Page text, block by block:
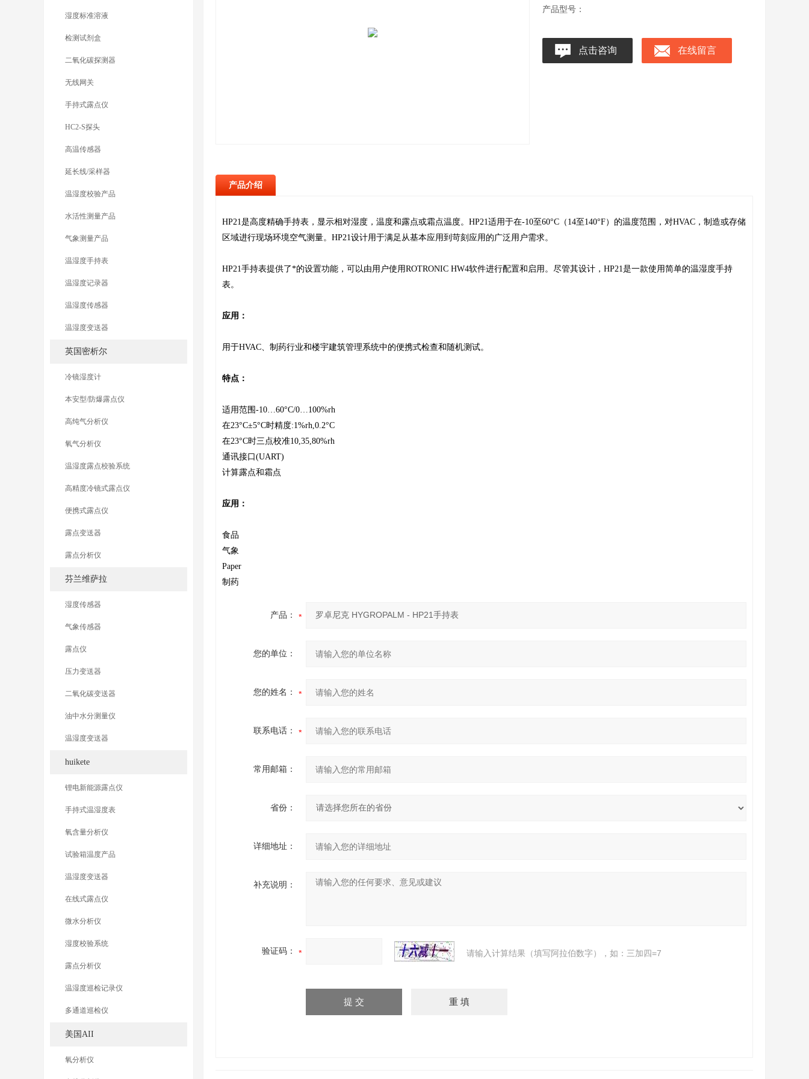
湿度标准溶液
检测试剂盒
二氧化碳探测器
无线网关
手持式露点仪
HC2-S探头
高温传感器
延长线/采样器
温湿度校验产品
水活性测量产品
气象测量产品
温湿度手持表
温湿度记录器
温湿度传感器
温湿度变送器
英国密析尔
冷镜湿度计
本安型/防爆露点仪
高纯气分析仪
氧气分析仪
温湿度露点校验系统
高精度冷镜式露点仪
便携式露点仪
露点变送器
露点分析仪
芬兰维萨拉
湿度传感器
气象传感器
露点仪
压力变送器
二氧化碳变送器
油中水分测量仪
温湿度变送器
huikete
锂电新能源露点仪
手持式温湿度表
氧含量分析仪
试验箱温度产品
温湿度变送器
在线式露点仪
微水分析仪
湿度校验系统
露点分析仪
温湿度巡检记录仪
多通道巡检仪
美国AII
氧分析仪
产品型号：
点击咨询 在线留言
产品介绍
HP21是高度精确手持表，显示相对湿度，温度和露点或霜点温度。HP21适用于在-10至60°C（14至140°F）的温度范围，对HVAC，制造或存储
区域进行现场环境空气测量。HP21设计用于满足从基本应用到苛刻应用的广泛用户需求。
HP21手持表提供了*的设置功能，可以由用户使用ROTRONIC HW4软件进行配置和启用。尽管其设计，HP21是一款使用简单的温湿度手持
表。
应用：
用于HVAC、制药行业和楼宇建筑管理系统中的便携式检查和随机测试。
特点：
适用范围-10…60°C/0…100%rh
在23°C±5°C时精度:1%rh,0.2°C
在23°C时三点校准10,35,80%rh
通讯接口(UART)
计算露点和霜点
应用：
食品
气象
Paper
制药
产品：
您的单位：
您的姓名：
联系电话：
常用邮箱：
省份：
详细地址：
补充说明：
验证码： 请输入计算结果（填写阿拉伯数字），如：三加四=7